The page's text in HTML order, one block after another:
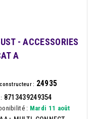
- ACCESSORIES
A
: 24935
8713439249354
: Mardi 11 août